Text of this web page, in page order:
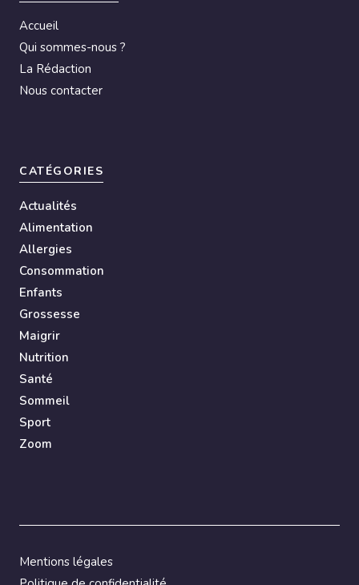
Accueil
Qui sommes-nous ?
La Rédaction
Nous contacter
CATÉGORIES
Actualités
Alimentation
Allergies
Consommation
Enfants
Grossesse
Maigrir
Nutrition
Santé
Sommeil
Sport
Zoom
Mentions légales